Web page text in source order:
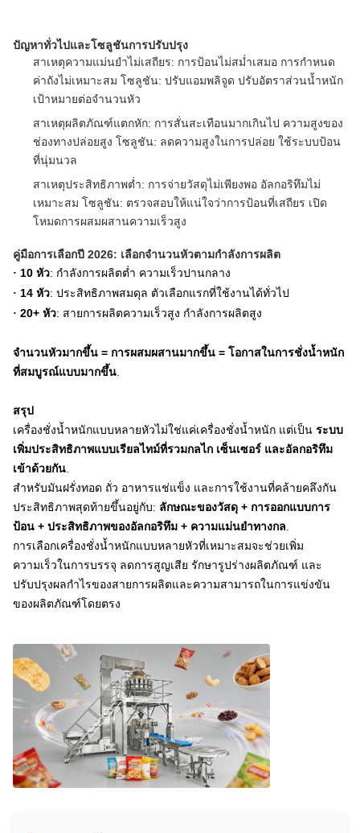
ปัญหาทั่วไปและโซลูชันการปรับปรุง
สาเหตุความแม่นยำไม่เสถียร: การป้อนไม่สม่ำเสมอ การกำหนด
ค่าถังไม่เหมาะสม โซลูชัน: ปรับแอมพลิจูด ปรับอัตราส่วนน้ำหนัก
เป้าหมายต่อจำนวนหัว
สาเหตุผลิตภัณฑ์แตกหัก: การสั่นสะเทือนมากเกินไป ความสูงของ
ช่องทางปล่อยสูง โซลูชัน: ลดความสูงในการปล่อย ใช้ระบบป้อน
ที่นุ่มนวล
สาเหตุประสิทธิภาพต่ำ: การจ่ายวัสดุไม่เพียงพอ อัลกอริทึมไม่
เหมาะสม โซลูชัน: ตรวจสอบให้แน่ใจว่าการป้อนที่เสถียร เปิด
โหมดการผสมผสานความเร็วสูง
คู่มือการเลือกปี 2026: เลือกจำนวนหัวตามกำลังการผลิต
· 10 หัว: กำลังการผลิตต่ำ ความเร็วปานกลาง
· 14 หัว: ประสิทธิภาพสมดุล ตัวเลือกแรกที่ใช้งานได้ทั่วไป
· 20+ หัว: สายการผลิตความเร็วสูง กำลังการผลิตสูง
จำนวนหัวมากขึ้น = การผสมผสานมากขึ้น = โอกาสในการชั่งน้ำหนัก
ที่สมบูรณ์แบบมากขึ้น
สรุป
เครื่องชั่งน้ำหนักแบบหลายหัวไม่ใช่แค่เครื่องชั่งน้ำหนัก แต่เป็น ระบบ
เพิ่มประสิทธิภาพแบบเรียลไทม์ที่รวมกลไก เซ็นเซอร์ และอัลกอริทึม
เข้าด้วยกัน
สำหรับมันฝรั่งทอด ถั่ว อาหารแช่แข็ง และการใช้งานที่คล้ายคลึงกัน
ประสิทธิภาพสุดท้ายขึ้นอยู่กับ: ลักษณะของวัสดุ + การออกแบบการ
ป้อน + ประสิทธิภาพของอัลกอริทึม + ความแม่นยำทางกล
การเลือกเครื่องชั่งน้ำหนักแบบหลายหัวที่เหมาะสมจะช่วยเพิ่ม
ความเร็วในการบรรจุ ลดการสูญเสีย รักษารูปร่างผลิตภัณฑ์ และ
ปรับปรุงผลกำไรของสายการผลิตและความสามารถในการแข่งขัน
ของผลิตภัณฑ์โดยตรง